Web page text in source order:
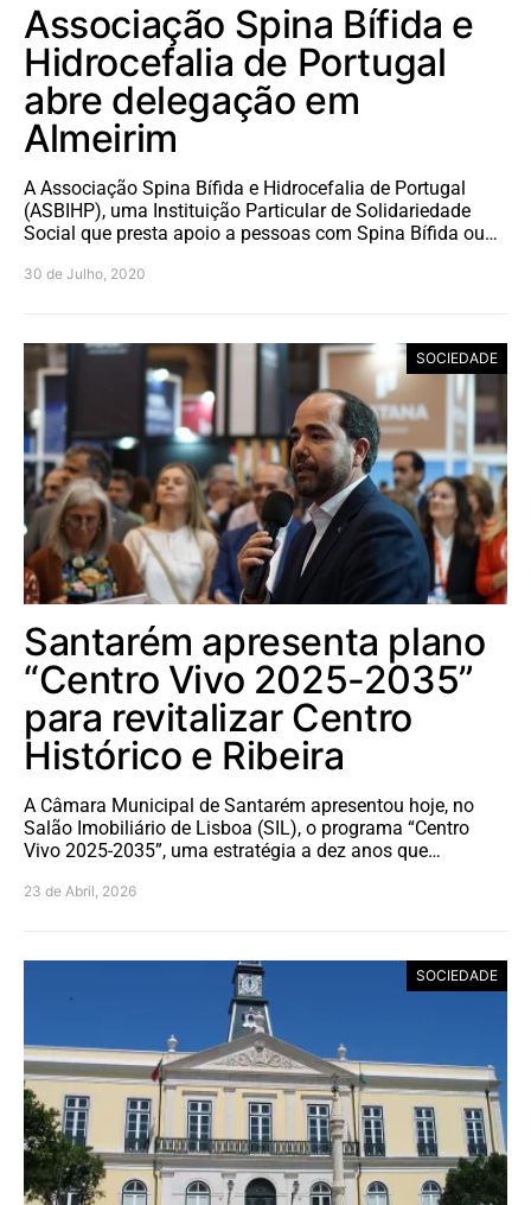
Associação Spina Bífida e
Hidrocefalia de Portugal
abre delegação em
Almeirim
A Associação Spina Bífida e Hidrocefalia de Portugal
(ASBIHP), uma Instituição Particular de Solidariedade
Social que presta apoio a pessoas com Spina Bífida ou…
30 de Julho, 2020
SOCIEDADE
Santarém apresenta plano
“Centro Vivo 2025-2035”
para revitalizar Centro
Histórico e Ribeira
A Câmara Municipal de Santarém apresentou hoje, no
Salão Imobiliário de Lisboa (SIL), o programa “Centro
Vivo 2025-2035”, uma estratégia a dez anos que…
23 de Abril, 2026
SOCIEDADE